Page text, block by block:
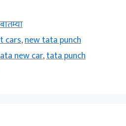
cars,new tata punch
new car,tata punch